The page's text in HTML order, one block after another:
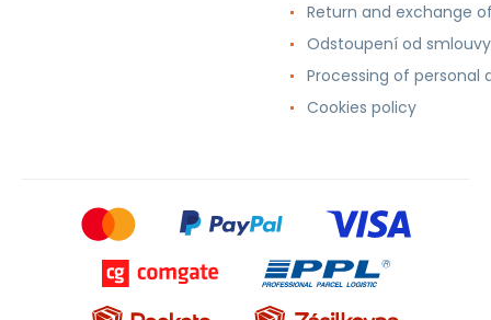
Return and exchange
Odstoupení od smlouvy
Processing of personal
Cookies policy